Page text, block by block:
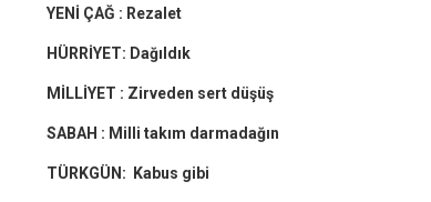
YENİ ÇAĞ : Rezalet
HÜRRİYET: Dağıldık
MİLLİYET : Zirveden sert düşüş
SABAH : Milli takım darmadağın
TÜRKGÜN: Kabus gibi